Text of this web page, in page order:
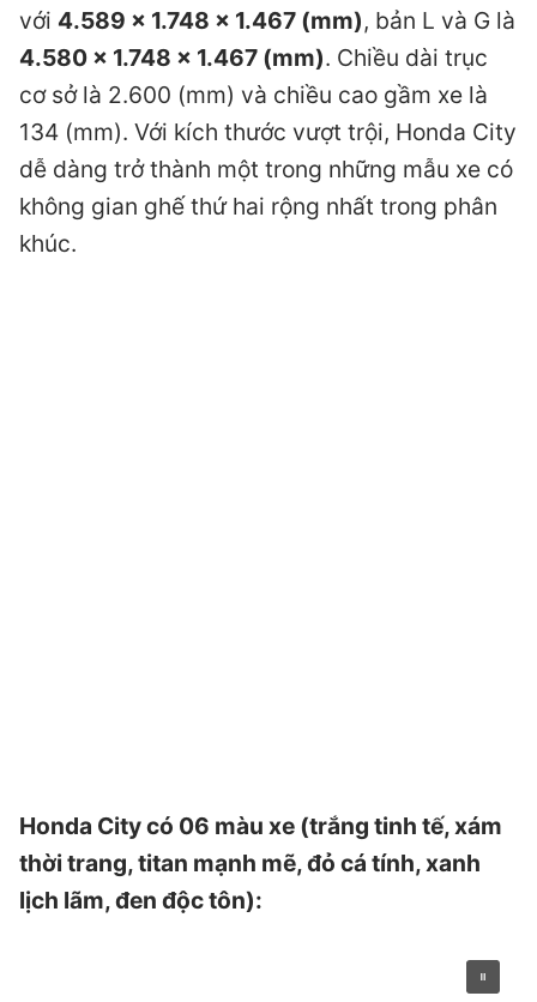
với 4.589 x 1.748 x 1.467 (mm), bản L và G là
4.580 x 1.748 x 1.467 (mm). Chiều dài trục
cơ sở là 2.600 (mm) và chiều cao gầm xe là
134 (mm). Với kích thước vượt trội, Honda City
dễ dàng trở thành một trong những mẫu xe có
không gian ghế thứ hai rộng nhất trong phân
khúc.
Honda City có 06 màu xe (trắng tinh tế, xám
thời trang, titan mạnh mẽ, đỏ cá tính, xanh
lịch lãm, đen độc tôn):